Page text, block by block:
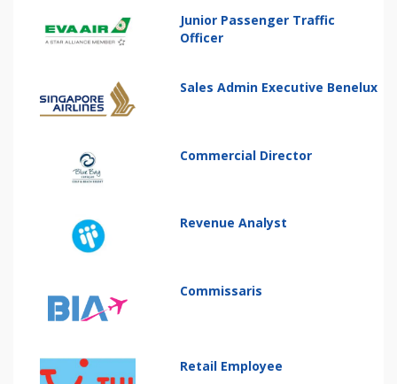
Junior Passenger Traffic
Officer
Sales Admin Executive Benelux
Commercial Director
Revenue Analyst
Commissaris
Retail Employee